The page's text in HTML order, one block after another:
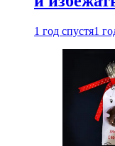
1 год спустя1